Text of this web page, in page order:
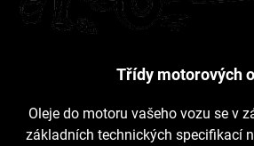
Třídy motorových
Oleje do motoru vašeho vozu se v
základních technických specifikací